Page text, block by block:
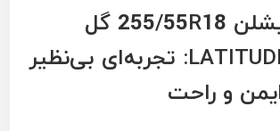
لاستیک میشلن 255/55R18 گل
LATITUDE Tour HP: تجربه‌ای بی‌نظیر
و راحت